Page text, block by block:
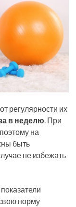
регулярности их
в неделю. При
на
быть
не избежать
норму